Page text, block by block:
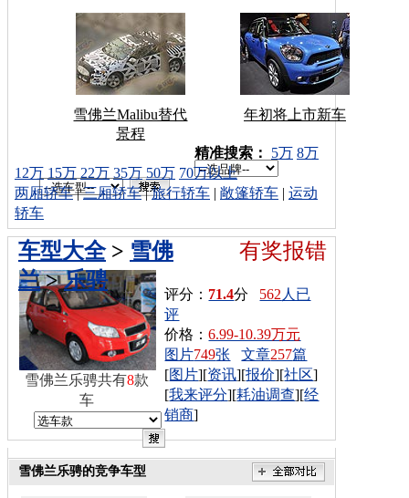
雪佛兰Malibu替代
景程
年初将上市新车
车型搜索：
精准搜索： 5万 8万
12万 15万 22万 35万 50万 70万以上
两厢轿车|三厢轿车|旅行轿车 | 敞篷轿车 | 运动
轿车
有奖报错
车型大全> 雪佛
兰>乐骋
评分： 71.4分 562 人已
评
价格：6.99-10.39万元
图片749张 文章257篇
[图片][资讯][报价][社区]
[我来评分][耗油调查][经
销商]
雪佛兰乐骋共有8款
车
雪佛兰乐骋的竞争车型